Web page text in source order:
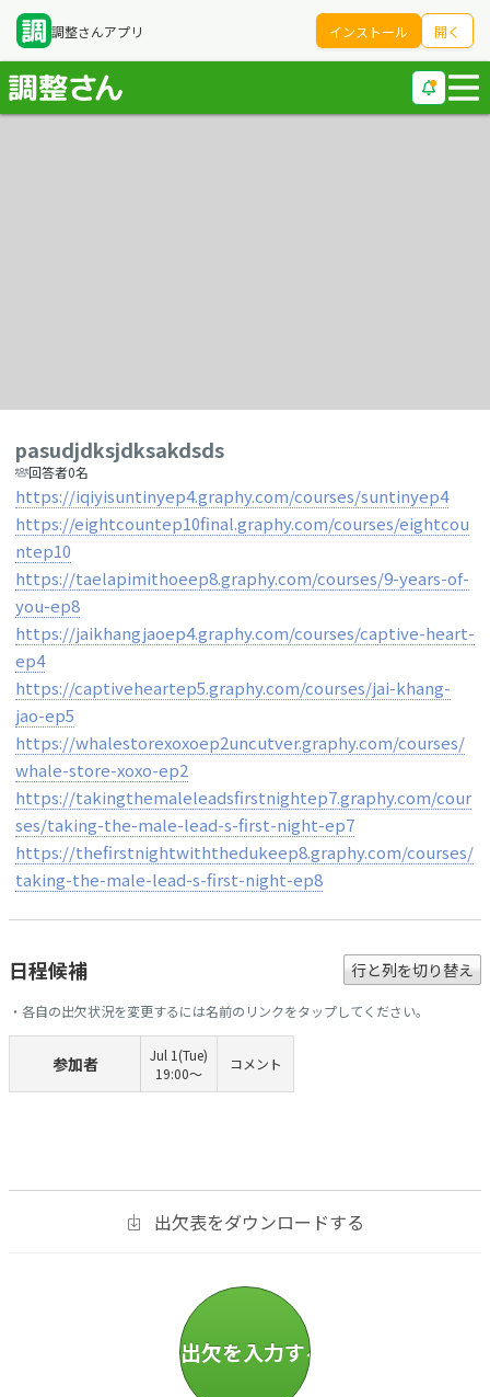
調整さんアプリ インストール 開く
pasudjdksjdksakdsds
回答者0名
https://iqiyisuntinyep4.graphy.com/courses/suntinyep4
https://eightcountep10final.graphy.com/courses/eightcou
ntep10
https://taelapimithoeep8.graphy.com/courses/9-years-of-
you-ep8
https://jaikhangjaoep4.graphy.com/courses/captive-heart-
ep4
https://captiveheartep5.graphy.com/courses/jai-khang-
jao-ep5
https://whalestorexoxoep2uncutver.graphy.com/courses/
whale-store-xoxo-ep2
https://takingthemaleleadsfirstnightep7.graphy.com/cour
ses/taking-the-male-lead-s-first-night-ep7
https://thefirstnightwiththedukeep8.graphy.com/courses/
taking-the-male-lead-s-first-night-ep8
日程候補 行と列を切り替え
・各自の出欠状況を変更するには名前のリンクをタップしてください。
参加者
Jul 1(Tue)
19:00〜
コメント
出欠表をダウンロードする